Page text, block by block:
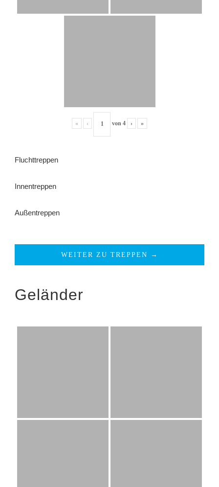
« ‹ von 4 › »
Fluchttreppen
Innentreppen
Außentreppen
WEITER ZU TREPPEN →
Geländer